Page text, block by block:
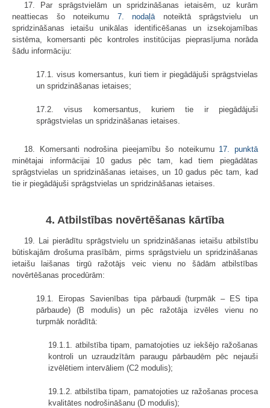
17. Par sprāgstvielām un spridzināšanas ietaisēm, uz kurām
neattiecas šo noteikumu 7. nodaļānoteiktā sprāgstvielu un
spridzināšanas ietaišu unikālas identificēšanas un izsekojamības
sistēma, komersanti pēc kontroles institūcijas pieprasījuma norāda
šādu informāciju:
17.1. visus komersantus, kuri tiem ir piegādājuši sprāgstvielas
un spridzināšanas ietaises;
17.2. visus komersantus, kuriem tie ir piegādājuši
sprāgstvielas un spridzināšanas ietaises.
18. Komersanti nodrošina pieejamību šo noteikumu 17. punktā
minētajai informācijai 10 gadus pēc tam, kad tiem piegādātas
sprāgstvielas un spridzināšanas ietaises, un 10 gadus pēc tam, kad
tie ir piegādājuši sprāgstvielas un spridzināšanas ietaises.
4. Atbilstības novērtēšanas kārtība
19. Lai pierādītu sprāgstvielu un spridzināšanas ietaišu atbilstību
būtiskajām drošuma prasībām, pirms sprāgstvielu un spridzināšanas
ietaišu laišanas tirgū ražotājs veic vienu no šādām atbilstības
novērtēšanas procedūrām:
19.1. Eiropas Savienības tipa pārbaudi (turpmāk – ES tipa
pārbaude) (B modulis) un pēc ražotāja izvēles vienu no
turpmāk norādītā:
19.1.1. atbilstība tipam, pamatojoties uz iekšējo ražošanas
kontroli un uzraudzītām paraugu pārbaudēm pēc nejauši
izvēlētiem intervāliem (C2 modulis);
19.1.2. atbilstība tipam, pamatojoties uz ražošanas procesa
kvalitātes nodrošināšanu (D modulis);